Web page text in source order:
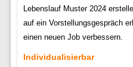
Lebenslauf Muster 2024
auf ein Vorstellungsgespräch
einen neuen Job verbessern.
Individualisierbar